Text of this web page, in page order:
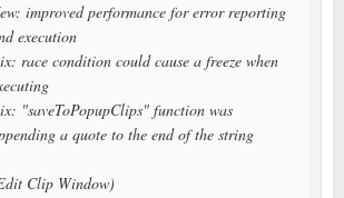
improved performance for error reporting
execution
race condition could cause a freeze when
"saveToPopupClips" function was
a quote to the end of the string
Clip Window)